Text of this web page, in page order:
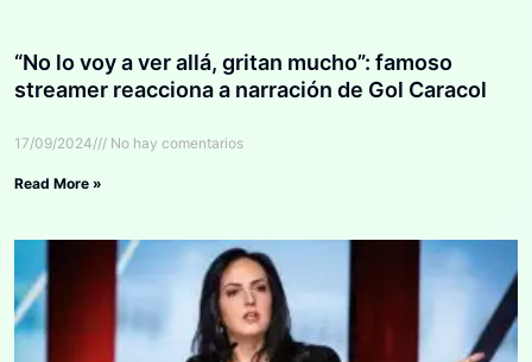
“No lo voy a ver allá, gritan mucho”: famoso
streamer reacciona a narración de Gol Caracol
17/09/2024 No hay comentarios
Read More »